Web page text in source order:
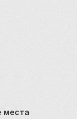
места